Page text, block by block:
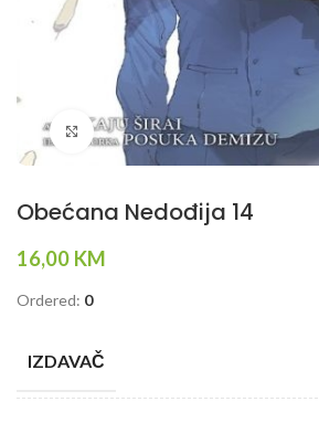
Klikni da povečaš
Obećana Nedođija 14
16,00 KM
Ordered: 0
IZDAVAČ